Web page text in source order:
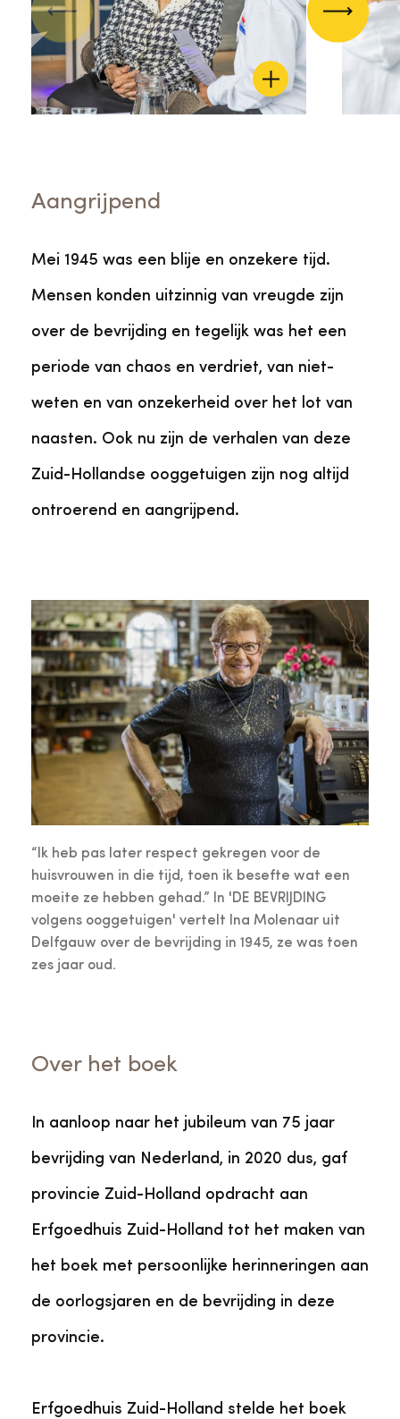
Vorige
Aangrijpend
Mei 1945 was een blije en onzekere tijd.
Mensen konden uitzinnig van vreugde zijn
over de bevrijding en tegelijk was het een
periode van chaos en verdriet, van niet-
weten en van onzekerheid over het lot van
naasten. Ook nu zijn de verhalen van deze
Zuid-Hollandse ooggetuigen zijn nog altijd
ontroerend en aangrijpend.
“Ik heb pas later respect gekregen voor de
huisvrouwen in die tijd, toen ik besefte wat een
moeite ze hebben gehad.” In 'DE BEVRIJDING
volgens ooggetuigen' vertelt Ina Molenaar uit
Delfgauw over de bevrijding in 1945, ze was toen
zes jaar oud.
Over het boek
In aanloop naar het jubileum van 75 jaar
bevrijding van Nederland, in 2020 dus, gaf
provincie Zuid-Holland opdracht aan
Erfgoedhuis Zuid-Holland tot het maken van
het boek met persoonlijke herinneringen aan
de oorlogsjaren en de bevrijding in deze
provincie.
Erfgoedhuis Zuid-Holland stelde het boek